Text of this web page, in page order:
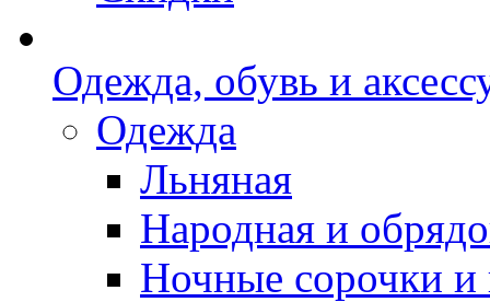
Одежда, обувь и
Одежда
Льняная
Народная и
Ночные сорочки